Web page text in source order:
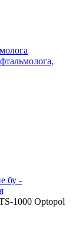
бу -
1000 Optopol